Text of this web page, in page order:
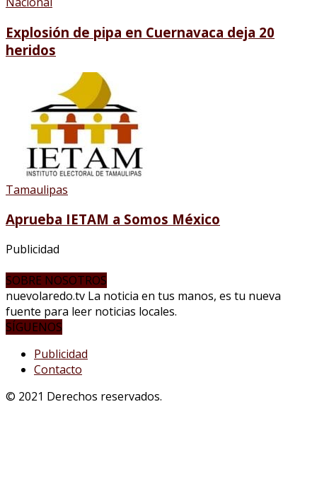
Explosión de pipa en Cuernavaca deja 20
heridos
Tamaulipas
Aprueba IETAM a Somos México
Publicidad
SOBRE NOSOTROS
nuevolaredo.tv La noticia en tus manos, es tu nueva
fuente para leer noticias locales.
SÍGUENOS
Publicidad
Contacto
© 2021 Derechos reservados.